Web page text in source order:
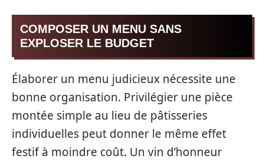
COMPOSER UN MENU SANS
EXPLOSER LE BUDGET
Élaborer un menu judicieux nécessite une
bonne organisation. Privilégier une pièce
montée simple au lieu de pâtisseries
individuelles peut donner le même effet
festif à moindre coût. Un vin d’honneur